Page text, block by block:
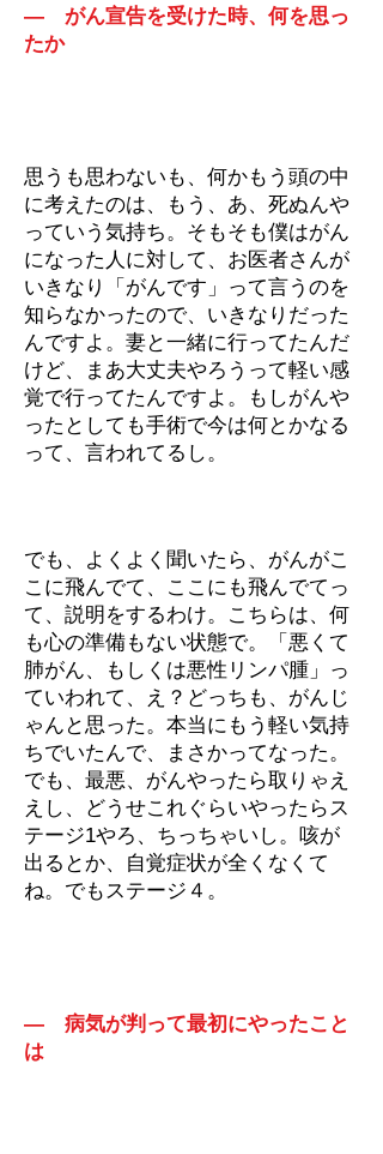
― がん宣告を受けた時、何を思っ
たか
思うも思わないも、何かもう頭の中
に考えたのは、もう、あ、死ぬんや
っていう気持ち。そもそも僕はがん
になった人に対して、お医者さんが
いきなり「がんです」って言うのを
知らなかったので、いきなりだった
んですよ。妻と一緒に行ってたんだ
けど、まあ大丈夫やろうって軽い感
覚で行ってたんですよ。もしがんや
ったとしても手術で今は何とかなる
って、言われてるし。
でも、よくよく聞いたら、がんがこ
こに飛んでて、ここにも飛んでてっ
て、説明をするわけ。こちらは、何
も心の準備もない状態で。「悪くて
肺がん、もしくは悪性リンパ腫」っ
ていわれて、え？どっちも、がんじ
ゃんと思った。本当にもう軽い気持
ちでいたんで、まさかってなった。
でも、最悪、がんやったら取りゃえ
えし、どうせこれぐらいやったらス
テージ1やろ、ちっちゃいし。咳が
出るとか、自覚症状が全くなくて
ね。でもステージ４。
― 病気が判って最初にやったこと
は